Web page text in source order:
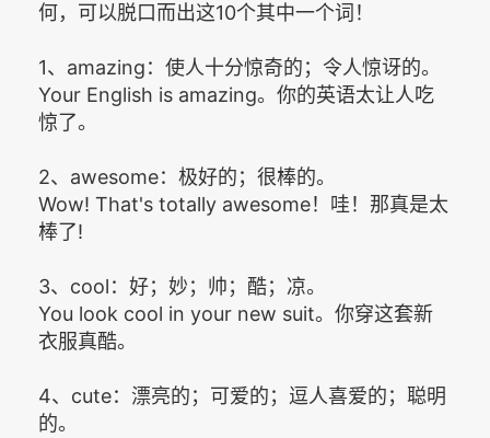
何，可以脱口而出这10个其中一个词！
1、amazing：使人十分惊奇的；令人惊讶的。
Your English is amazing。你的英语太让人吃
惊了。
2、awesome：极好的；很棒的。
Wow! That's totally awesome！哇！那真是太
棒了!
3、cool：好；妙；帅；酷；凉。
You look cool in your new suit。你穿这套新
衣服真酷。
4、cute：漂亮的；可爱的；逗人喜爱的；聪明
的。